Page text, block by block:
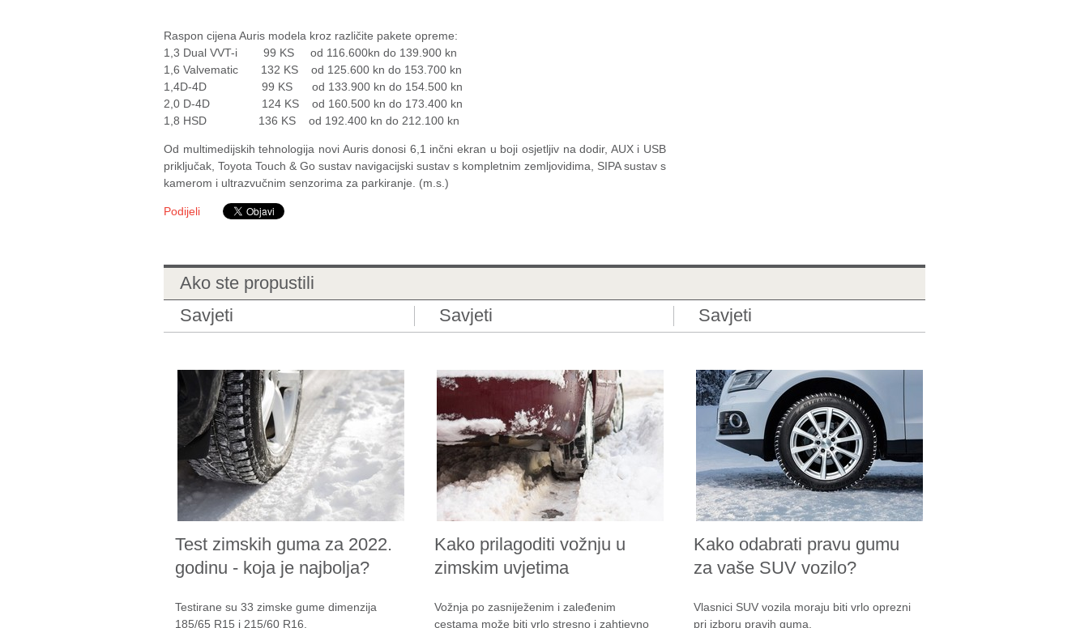
Raspon cijena Auris modela kroz različite pakete opreme:
1,3 Dual VVT-i 99 KS od 116.600kn do 139.900 kn
1,6 Valvematic 132 KS od 125.600 kn do 153.700 kn
1,4D-4D 99 KS od 133.900 kn do 154.500 kn
2,0 D-4D 124 KS od 160.500 kn do 173.400 kn
1,8 HSD 136 KS od 192.400 kn do 212.100 kn
Od multimedijskih tehnologija novi Auris donosi 6,1 inčni ekran u boji osjetljiv na dodir, AUX i USB
priključak, Toyota Touch & Go sustav navigacijski sustav s kompletnim zemljovidima, SIPA sustav s
kamerom i ultrazvučnim senzorima za parkiranje. (m.s.)
Podijeli
Ako ste propustili
Savjeti
Savjeti Savjeti
Test zimskih guma za 2022.
godinu - koja je najbolja?
Testirane su 33 zimske gume dimenzija
185/65 R15 i 215/60 R16.
Kako prilagoditi vožnju u
zimskim uvjetima
Vožnja po zasniježenim i zaleđenim
cestama može biti vrlo stresno i zahtjevno
Kako odabrati pravu gumu
za vaše SUV vozilo?
Vlasnici SUV vozila moraju biti vrlo oprezni
pri izboru pravih guma.